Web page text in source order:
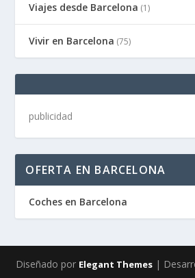
Viajes desde Barcelona (1)
Vivir en Barcelona (75)
publicidad
OFERTA EN BARCELONA
Coches en Barcelona
Diseñado por Elegant Themes|